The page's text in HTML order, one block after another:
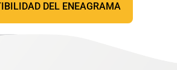
DEL ENEAGRAMA